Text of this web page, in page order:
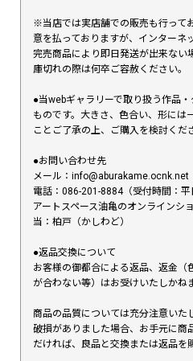
※当店では実店舗での販売も行って
意を払っておりますが、インターネ
完売商品により即日発送が出来ない
庫切れの際は何卒ご容赦ください。
●当webギャラリーで取り扱う作品
ものです。大きさ、色合い、形には
ことご了承の上、ご購入を検討くだ
●お問い合わせ先
メール：info@aburakame.ocnk.net
電話：086-201-8884（受付時間：平
アートスペース油亀のオンライン
当：柏戸（かしわど）
●返品交換について
お客様の御都合による返品、返金（
が合わない等）はお受けいたしかね
商品の品質については充分注意いた
破損がありました場合、お手元に商
だければ、良品と交換または返品を